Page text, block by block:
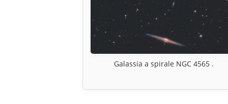
Galassia a spirale NGC 4565 .